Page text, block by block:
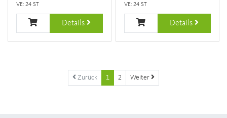
VE: 24 ST
Details
VE: 24 ST
Details
Zurück 1 2 Weiter